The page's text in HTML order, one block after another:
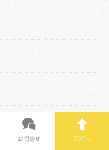
お問合せ TOPへ